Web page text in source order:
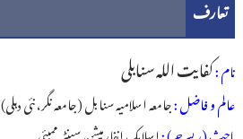
تعارف
نام :کفایت اللہ سنابلی
عالم و فاضل :جامعہ اسلامیہ سنابل (جامعہ نگر، نئی دہلی)